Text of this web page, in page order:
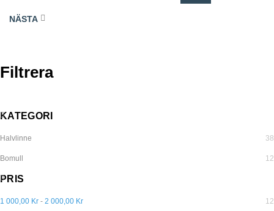
NÄSTA
Filtrera
KATEGORI
Halvlinne 38
Bomull 12
PRIS
1 000,00 Kr - 2 000,00 Kr 12